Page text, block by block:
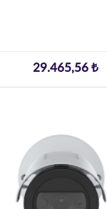
29.465,56 ₺